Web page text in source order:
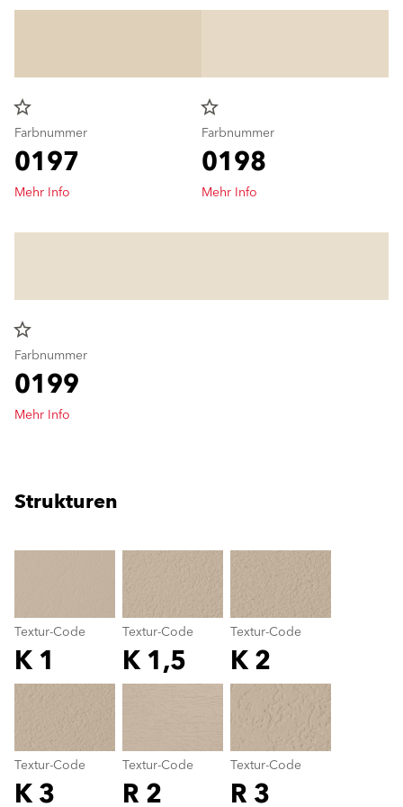
star_border
Farbnummer
0197
Mehr Info
star_border
Farbnummer
0198
Mehr Info
star_border
Farbnummer
0199
Mehr Info
Strukturen
Textur-Code
K 1
Textur-Code
K 1,5
Textur-Code
K 2
Textur-Code
K 3
Textur-Code
R 2
Textur-Code
R 3
Textur-Code
color_name